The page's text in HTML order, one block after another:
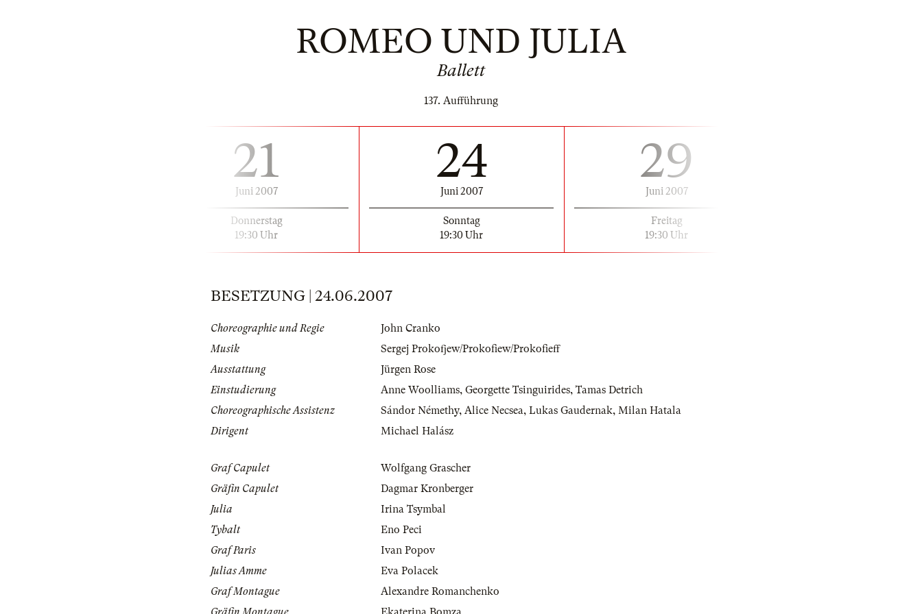
ROMEO UND JULIA
Ballett
137. Aufführung
21
Juni 2007
Donnerstag
19:30 Uhr
24
Juni 2007
Sonntag
19:30 Uhr
29
Juni 2007
Freitag
19:30 Uhr
BESETZUNG | 24.06.2007
Choreographie und Regie
John Cranko
Musik
Sergej Prokofjew/Prokofiew/Prokofieff
Ausstattung
Jürgen Rose
Einstudierung
Anne Woolliams, Georgette Tsinguirides, Tamas Detrich
Choreographische Assistenz
Sándor Némethy, Alice Necsea, Lukas Gaudernak, Milan Hatala
Dirigent
Michael Halász
Graf Capulet
Wolfgang Grascher
Gräfin Capulet
Dagmar Kronberger
Julia
Irina Tsymbal
Tybalt
Eno Peci
Graf Paris
Ivan Popov
Julias Amme
Eva Polacek
Graf Montague
Alexandre Romanchenko